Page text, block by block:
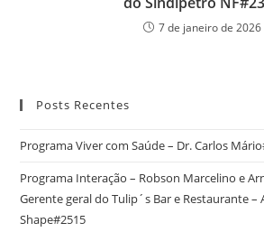
7 de janeiro de 2026
Posts Recentes
Programa Viver com Saúde – Dr. Carlos
Programa Interação – Robson Marcelino e
Gerente geral do Tulip´s Bar e Restaurante
Shape#2515